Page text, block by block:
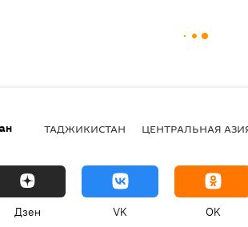
ТАДЖИКИСТАН ЦЕНТРАЛЬНАЯ
Дзен VK OK